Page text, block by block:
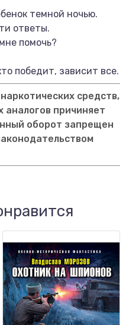
темной ночью.
ответы.
помочь?
победит, зависит все.
средств,
аналогов причиняет
оборот запрещен